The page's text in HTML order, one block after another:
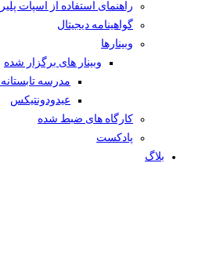
راهنمای استفاده از اسپات پلیر
گواهینامه دیجیتال
وبینار‌ها
وبینار های برگزار شده
مدرسه
عیدودونتیکس
کارگاه های ضبط شده
پادکست
بلاگ